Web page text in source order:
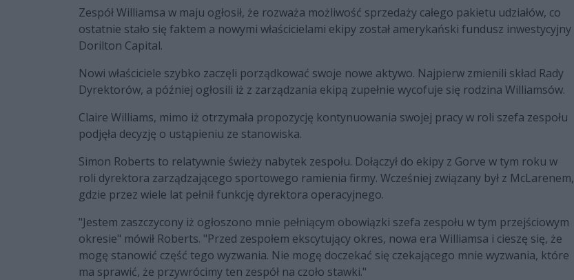
Zespół Williamsa w maju ogłosił, że rozważa możliwość sprzedaży całego pakietu udziałów, co
ostatnie stało się faktem a nowymi właścicielami ekipy został amerykański fundusz inwestycyjny
Dorilton Capital.
Nowi właściciele szybko zaczęli porządkować swoje nowe aktywo. Najpierw zmienili skład Rady
Dyrektorów, a później ogłosili iż z zarządzania ekipą zupełnie wycofuje się rodzina Williamsów.
Claire Williams, mimo iż otrzymała propozycję kontynuowania swojej pracy w roli szefa zespołu
podjęła decyzję o ustąpieniu ze stanowiska.
Simon Roberts to relatywnie świeży nabytek zespołu. Dołączył do ekipy z Gorve w tym roku w
roli dyrektora zarządzającego sportowego ramienia firmy. Wcześniej związany był z McLarenem,
gdzie przez wiele lat pełnił funkcję dyrektora operacyjnego.
"Jestem zaszczycony iż ogłoszono mnie pełniącym obowiązki szefa zespołu w tym przejściowym
okresie" mówił Roberts. "Przed zespołem ekscytujący okres, nowa era Williamsa i cieszę się, że
mogę stanowić część tego wyzwania. Nie mogę doczekać się czekającego mnie wyzwania, które
ma sprawić, że przywrócimy ten zespół na czoło stawki."